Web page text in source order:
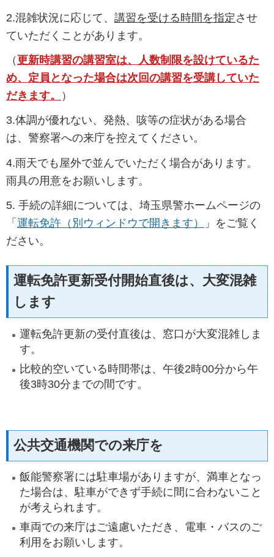
2.混雑状況に応じて、 講習を受ける時間を指定 させ
ていただくことがあります。
（ 更新時講習の講習室は、人数制限を設けているた
め、定員となった場合は次回の講習を受講していた
だきます。
）
3.体調が優れない、発熱、咳等の症状がある場合
は、警察署への来庁を控えてください。
4.雨天でも屋外で並んでいただく場合があります。
雨具の用意をお願いします。
5. 手続の詳細については、埼玉県警ホームページの
「 運転免許（別ウィンドウで開きます）
」をご覧く
ださい。
運転免許更新受付開始直後は、大変混雑
します
運転免許更新の受付直後は、窓口が大変混雑しま
す。
比較的空いている時間帯は、午後2時00分から午
後3時30分までの間です。
公共交通機関での来庁を
飯能警察署には駐車場がありますが、満車となっ
た場合は、駐車ができず手続に間に合わないこと
が考えられます。
車両での来庁はご遠慮いただき、電車・バスのご
利用をお願いします。